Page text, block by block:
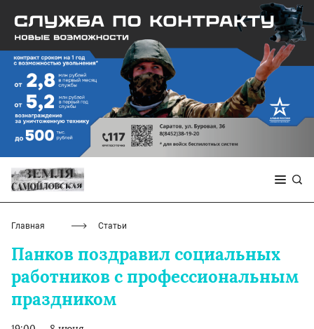
Главная Статьи
Панков поздравил социальных
работников с профессиональным
праздником